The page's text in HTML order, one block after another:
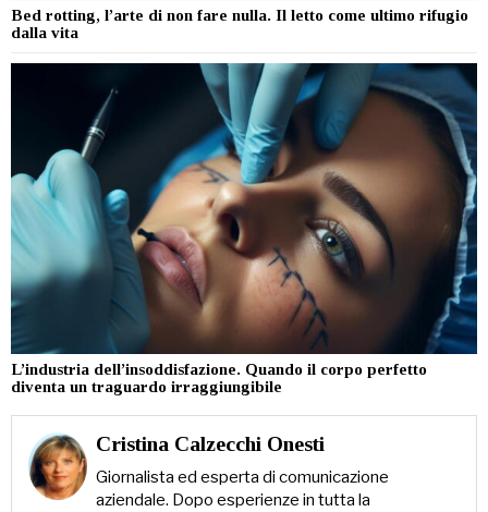
Bed rotting, l’arte di non fare nulla. Il letto come ultimo rifugio
dalla vita
L’industria dell’insoddisfazione. Quando il corpo perfetto
diventa un traguardo irraggiungibile
Cristina Calzecchi Onesti
Giornalista ed esperta di comunicazione
aziendale. Dopo esperienze in tutta la